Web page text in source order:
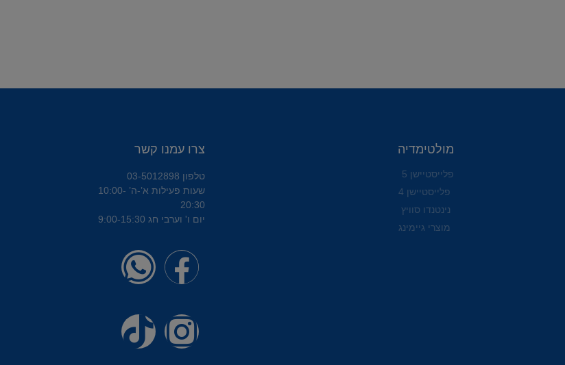
מולטימדיה
פלייסטיישן 5
פלייסטיישן 4
נינטנדו סוויץ
מוצרי גיימינג
צרו עמנו קשר
טלפון 03-5012898
שעות פעילות א’-ה’ 10:00-
20:30
יום ו' וערבי חג 9:00-15:30